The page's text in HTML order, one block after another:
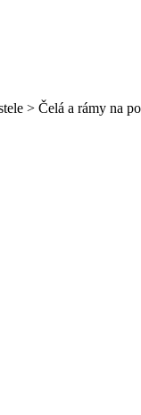
> Čelá a rámy